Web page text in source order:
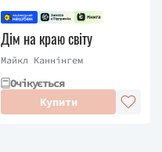
Дім на краю світу
Майкл Каннінгем
Очікується
Купити